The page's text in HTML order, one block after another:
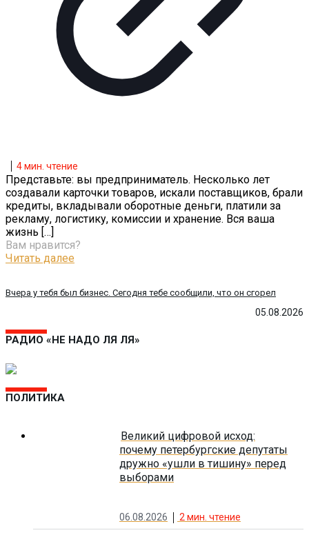
05.08.2026
Вчера у тебя был бизнес. Сегодня тебе сообщили, что он сгорел
4мин. чтение
Представьте: вы предприниматель. Несколько лет
создавали карточки товаров, искали поставщиков, брали
кредиты, вкладывали оборотные деньги, платили за
рекламу, логистику, комиссии и хранение. Вся ваша
жизнь […]
Вам нравится?
Читать далее
РАДИО «НЕ НАДО ЛЯ ЛЯ»
ПОЛИТИКА
Великий цифровой исход:
почему петербургские депутаты
дружно «ушли в тишину» перед
выборами
06.08.2026 2 мин. чтение